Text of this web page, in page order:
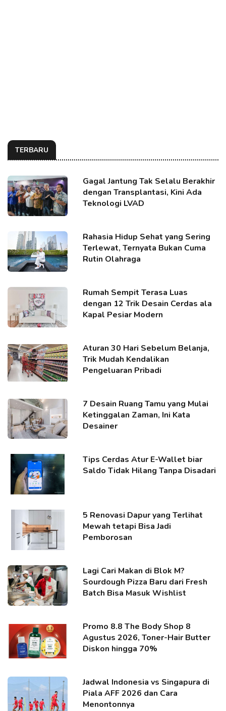
TERBARU
Gagal Jantung Tak Selalu Berakhir
dengan Transplantasi, Kini Ada
Teknologi LVAD
Rahasia Hidup Sehat yang Sering
Terlewat, Ternyata Bukan Cuma
Rutin Olahraga
Rumah Sempit Terasa Luas
dengan 12 Trik Desain Cerdas ala
Kapal Pesiar Modern
Aturan 30 Hari Sebelum Belanja,
Trik Mudah Kendalikan
Pengeluaran Pribadi
7 Desain Ruang Tamu yang Mulai
Ketinggalan Zaman, Ini Kata
Desainer
Tips Cerdas Atur E-Wallet biar
Saldo Tidak Hilang Tanpa Disadari
5 Renovasi Dapur yang Terlihat
Mewah tetapi Bisa Jadi
Pemborosan
Lagi Cari Makan di Blok M?
Sourdough Pizza Baru dari Fresh
Batch Bisa Masuk Wishlist
Promo 8.8 The Body Shop 8
Agustus 2026, Toner-Hair Butter
Diskon hingga 70%
Jadwal Indonesia vs Singapura di
Piala AFF 2026 dan Cara
Menontonnya